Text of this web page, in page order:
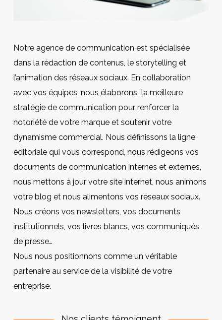
Notre agence de communication est spécialisée
dans la rédaction de contenus, le storytelling et
l’animation des réseaux sociaux. En collaboration
avec vos équipes, nous élaborons la meilleure
stratégie de communication pour renforcer la
notoriété de votre marque et soutenir votre
dynamisme commercial. Nous définissons la ligne
éditoriale qui vous correspond, nous rédigeons vos
documents de communication internes et externes,
nous mettons à jour votre site internet, nous animons
votre blog et nous alimentons vos réseaux sociaux.
Nous créons vos newsletters, vos documents
institutionnels, vos livres blancs, vos communiqués
de presse…
Nous nous positionnons comme un véritable
partenaire au service de la visibilité de votre
entreprise.